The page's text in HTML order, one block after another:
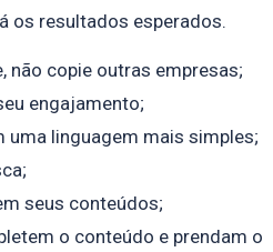
os resultados esperados.
não copie outras empresas;
engajamento;
uma linguagem mais simples;
seus conteúdos;
o conteúdo e prendam o